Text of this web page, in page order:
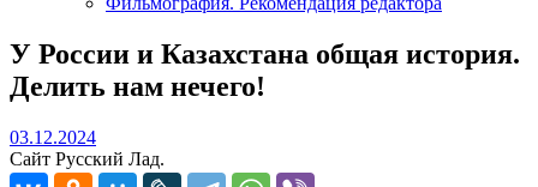
У России и Казахстана общая история.
Делить нам нечего!
03.12.202403.12.2024
Сайт Русский Лад.